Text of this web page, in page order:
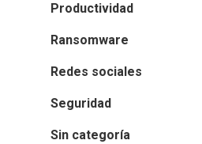
Productividad
Ransomware
Redes sociales
Seguridad
Sin categoría